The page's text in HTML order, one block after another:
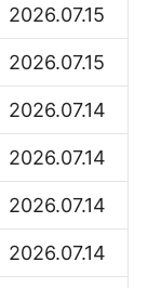
2026.07.15
2026.07.15
2026.07.14
2026.07.14
2026.07.14
2026.07.14